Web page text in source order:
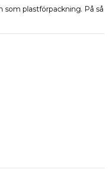
som plastförpackning. På så